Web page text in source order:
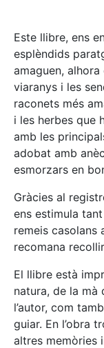
Este llibre, ens
esplèndids
amaguen,
viaranys i les
raconets més
i les herbes que
amb les
adobat amb
esmorzars en
Gràcies al
ens estimula
remeis casolans
recomana
El llibre està
natura, de la mà
l’autor, com
guiar. En l’obra
altres memòries